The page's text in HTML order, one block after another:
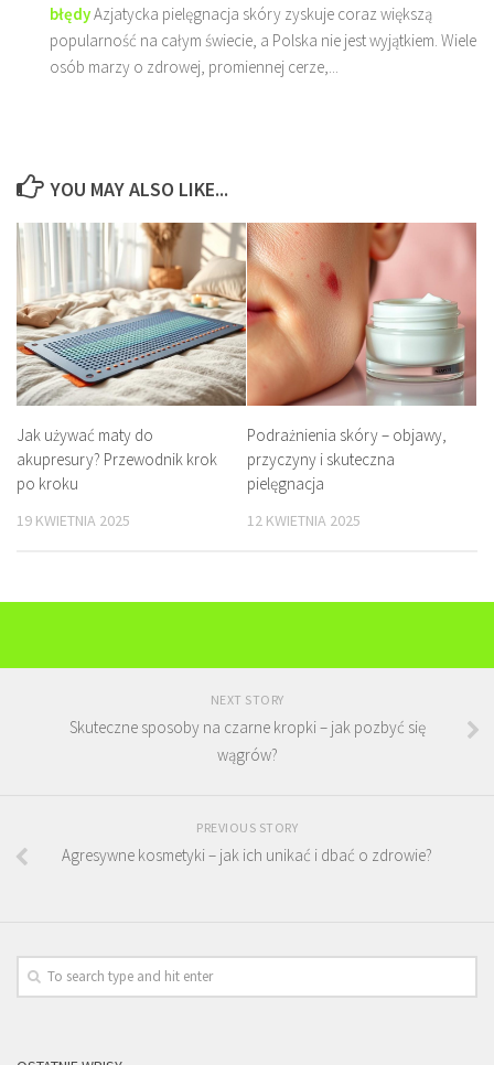
błędyAzjatycka pielęgnacja skóry zyskuje coraz większą
popularność na całym świecie, a Polska nie jest wyjątkiem. Wiele
osób marzy o zdrowej, promiennej cerze,...
YOU MAY ALSO LIKE...
Jak używać maty do
akupresury? Przewodnik krok
po kroku
19 KWIETNIA 2025
Podrażnienia skóry – objawy,
przyczyny i skuteczna
pielęgnacja
12 KWIETNIA 2025
NEXT STORY
Skuteczne sposoby na czarne kropki – jak pozbyć się
wągrów?
PREVIOUS STORY
Agresywne kosmetyki – jak ich unikać i dbać o zdrowie?